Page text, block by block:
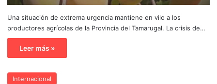
Una situación de extrema urgencia mantiene en vilo a los
productores agrícolas de la Provincia del Tamarugal. La crisis de…
Leer más »
Internacional